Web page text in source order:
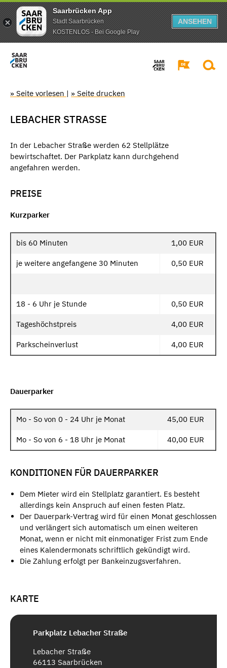
Saarbrücken App
Stadt Saarbrücken
KOSTENLOS - Bei Google Play
ANSEHEN
» Seite vorlesen | » Seite drucken
LEBACHER STRASSE
In der Lebacher Straße werden 62 Stellplätze
bewirtschaftet. Der Parkplatz kann durchgehend
angefahren werden.
PREISE
Kurzparker
bis 60 Minuten 1,00 EUR
je weitere angefangene 30 Minuten 0,50 EUR
18 - 6 Uhr je Stunde 0,50 EUR
Tageshöchstpreis 4,00 EUR
Parkscheinverlust 4,00 EUR
Dauerparker
Mo - So von 0 - 24 Uhr je Monat 45,00 EUR
Mo - So von 6 - 18 Uhr je Monat 40,00 EUR
KONDITIONEN FÜR DAUERPARKER
Dem Mieter wird ein Stellplatz garantiert. Es besteht
allerdings kein Anspruch auf einen festen Platz.
Der Dauerpark-Vertrag wird für einen Monat geschlossen
und verlängert sich automatisch um einen weiteren
Monat, wenn er nicht mit einmonatiger Frist zum Ende
eines Kalendermonats schriftlich gekündigt wird.
Die Zahlung erfolgt per Bankeinzugsverfahren.
KARTE
Parkplatz Lebacher Straße
Lebacher Straße
66113 Saarbrücken